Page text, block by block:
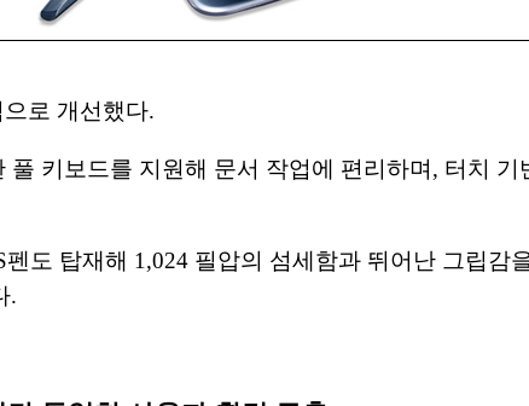
로 개선했다.
키보드를 지원해 문서 작업에 편리하며, 터치
도 탑재해 1,024 필압의 섬세함과 뛰어난 그립감
.